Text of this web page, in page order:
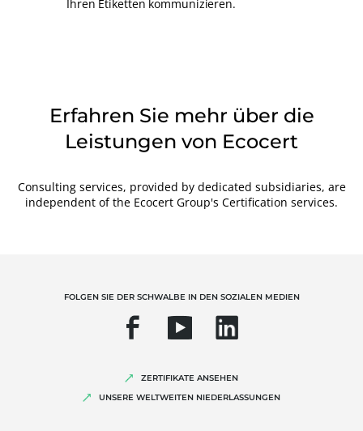
Ihren Etiketten kommunizieren.
Erfahren Sie mehr über die
Leistungen von Ecocert
Consulting services, provided by dedicated subsidiaries, are
independent of the Ecocert Group's Certification services.
FOLGEN SIE DER SCHWALBE IN DEN SOZIALEN MEDIEN
ZERTIFIKATE ANSEHEN
UNSERE WELTWEITEN NIEDERLASSUNGEN